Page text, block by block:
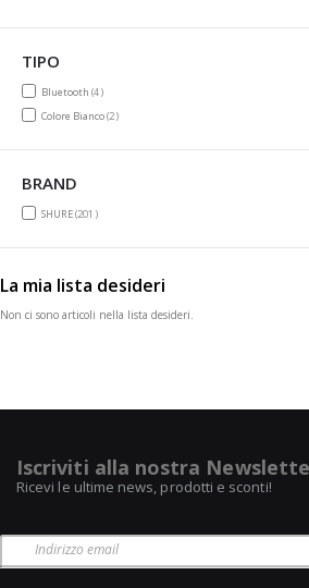
TIPO
Bluetooth4items
Colore Bianco2items
BRAND
SHURE 201items
La mia lista desideri
Non ci sono articoli nella lista desideri.
Iscriviti alla nostra
Ricevi le ultime news, prodotti e sconti!